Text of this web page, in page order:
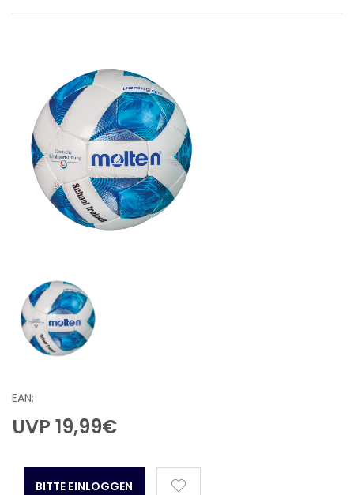
EAN:
UVP 19,99€
BITTE EINLOGGEN